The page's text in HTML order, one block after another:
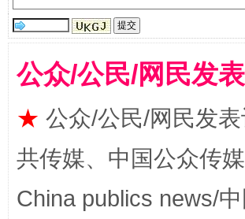
公众/公民/网民发
★ 公众/公民/网民发
共传媒、中国公众传
China publics news/